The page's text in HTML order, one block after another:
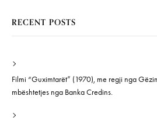
RECENT POSTS
Filmi “Guximtarët” (1970), me regji nga
mbështetjes nga Banka Credins.